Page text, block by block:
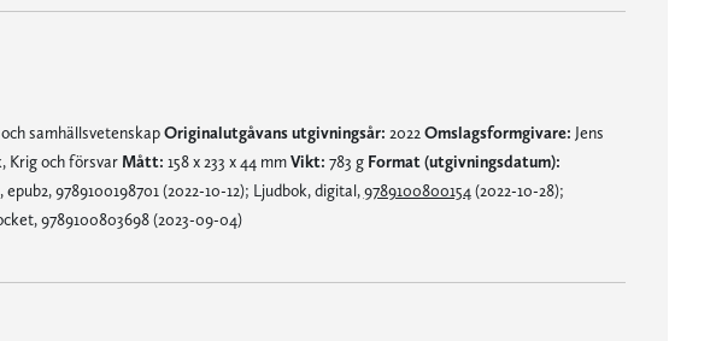
samhällsvetenskapOriginalutgåvans utgivningsår: 2022 Omslagsformgivare: Jens
Krig och försvar Mått: 158 x 233 x 44 mmVikt: 783 g Format (utgivningsdatum):
9789100198701 (2022-10-12); Ljudbok, digital,9789100800154 (2022-10-28);
9789100803698 (2023-09-04)